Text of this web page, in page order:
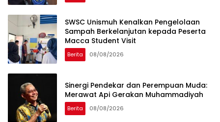
SWSC Unismuh Kenalkan Pengelolaan
Sampah Berkelanjutan kepada Peserta
Macca Student Visit
Berita 08/08/2026
Sinergi Pendekar dan Perempuan Muda:
Merawat Api Gerakan Muhammadiyah
Berita 08/08/2026